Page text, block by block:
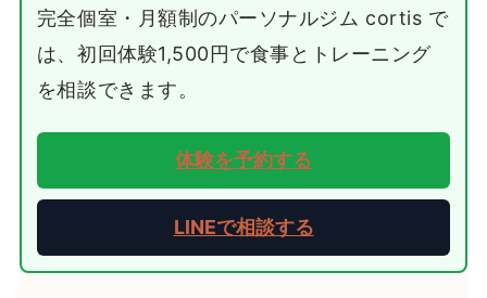
完全個室・月額制のパーソナルジム cortis で
は、初回体験1,500円で食事とトレーニング
を相談できます。
体験を予約する
LINEで相談する